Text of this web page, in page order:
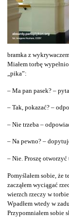
bramka z
Miałem torbę
„pika”:
– Ma pan pasek? –
– Tak, pokazać? –
– Nie trzeba –
– Na pewno? –
– Nie. Proszę
Pomyślałem sobie, że
zacząłem wyciągać
wierzch rzeczy w
Wpadłem wtedy w
Przypomniałem sobie